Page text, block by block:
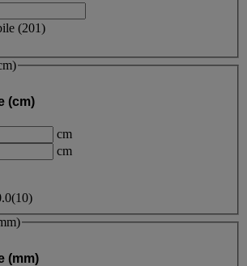
(201)
(cm)
cm
cm
(10)
(mm)